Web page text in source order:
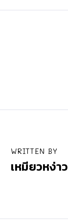
WRITTEN BY
เหมียวหง่าว